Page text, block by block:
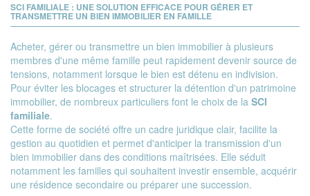
SCI FAMILIALE : UNE SOLUTION EFFICACE POUR GÉRER ET
TRANSMETTRE UN BIEN IMMOBILIER EN FAMILLE
Acheter, gérer ou transmettre un bien immobilier à plusieurs
membres d'une même famille peut rapidement devenir source de
tensions, notamment lorsque le bien est détenu en indivision.
Pour éviter les blocages et structurer la détention d'un patrimoine
immobilier, de nombreux particuliers font le choix de la SCI
familiale.
Cette forme de société offre un cadre juridique clair, facilite la
gestion au quotidien et permet d'anticiper la transmission d'un
bien immobilier dans des conditions maîtrisées. Elle séduit
notamment les familles qui souhaitent investir ensemble, acquérir
une résidence secondaire ou préparer une succession.